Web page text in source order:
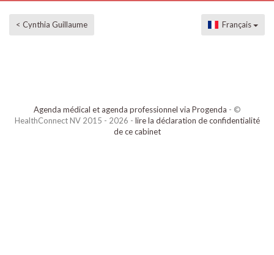
< Cynthia Guillaume Français
Agenda médical et agenda professionnel via Progenda - ©
HealthConnect NV 2015 - 2026 - lire la déclaration de confidentialité
de ce cabinet